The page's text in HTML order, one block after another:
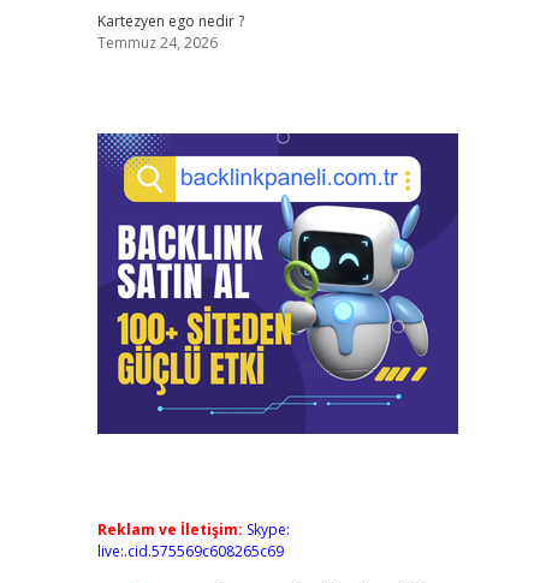
Kartezyen ego nedir ?
Temmuz 24, 2026
Reklam ve İletişim: Skype:
live:.cid.575569c608265c69